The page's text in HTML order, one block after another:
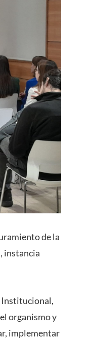
de la
instancia
Institucional,
organismo y
implementar